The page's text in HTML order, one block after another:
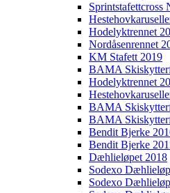
Sprintstafettcross
Hodelyktrennet
Nordåsenrennet
KM Stafett 2019
BAMA
Hodelyktrennet
BAMA
BAMA
Bendit Bjerke
Bendit Bjerke
Dæhlieløpet 2018
Sodexo
Sodexo